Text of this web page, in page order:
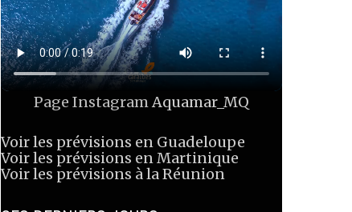
Page InstagramAquamar_MQ
Voir les prévisions en Guadeloupe
Voir les prévisions en Martinique
Voir les prévisions à la Réunion